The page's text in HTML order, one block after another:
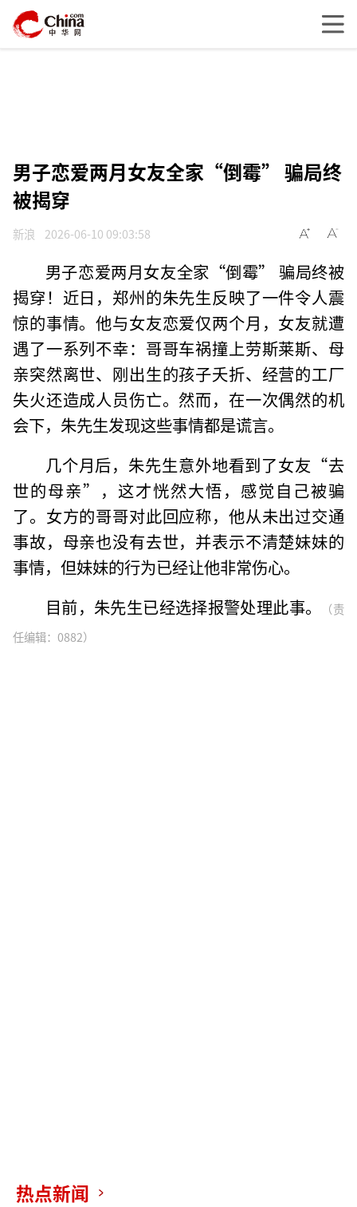
男子恋爱两月女友全家“倒霉” 骗局终
被揭穿
新浪 2026-06-10 09:03:58
男子恋爱两月女友全家“倒霉” 骗局终被
揭穿！近日，郑州的朱先生反映了一件令人震
惊的事情。他与女友恋爱仅两个月，女友就遭
遇了一系列不幸：哥哥车祸撞上劳斯莱斯、母
亲突然离世、刚出生的孩子夭折、经营的工厂
失火还造成人员伤亡。然而，在一次偶然的机
会下，朱先生发现这些事情都是谎言。
几个月后，朱先生意外地看到了女友“去
世的母亲”，这才恍然大悟，感觉自己被骗
了。女方的哥哥对此回应称，他从未出过交通
事故，母亲也没有去世，并表示不清楚妹妹的
事情，但妹妹的行为已经让他非常伤心。
目前，朱先生已经选择报警处理此事。
（责
任编辑：0882）
热点新闻